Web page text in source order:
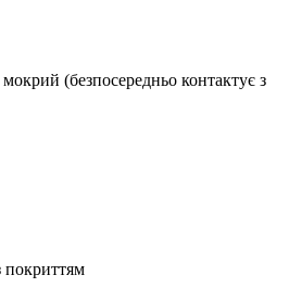
(безпосередньо контактує з
покриттям